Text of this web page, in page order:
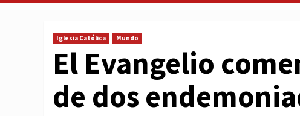
Iglesia Católica Mundo
El Evangelio
de dos